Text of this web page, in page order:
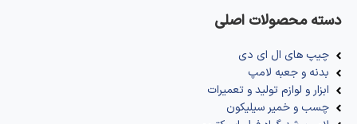
دسته محصولات اصلی
چیپ های ال ای دی
بدنه و جعبه لامپ
ابزار و لوازم تولید و تعمیرات
چسب و خمیر سیلیکون